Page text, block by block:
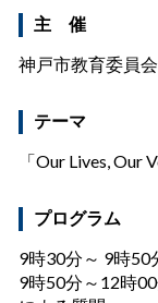
主 催
神戸市教育委員
テーマ
「Our Lives, Our
プログラ
9時30分～ 9時50
9時50分～12時